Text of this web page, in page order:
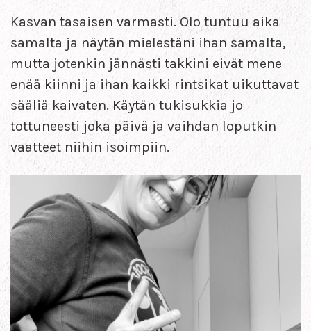
Kasvan tasaisen varmasti. Olo tuntuu aika
samalta ja näytän mielestäni ihan samalta,
mutta jotenkin jännästi takkini eivät mene
enää kiinni ja ihan kaikki rintsikat uikuttavat
sääliä kaivaten. Käytän tukisukkia jo
tottuneesti joka päivä ja vaihdan loputkin
vaatteet niihin isoimpiin.